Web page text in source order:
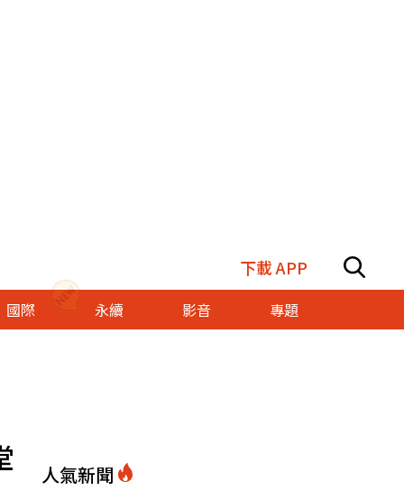
下載 APP
國際 永續 影音 專題
人氣新聞